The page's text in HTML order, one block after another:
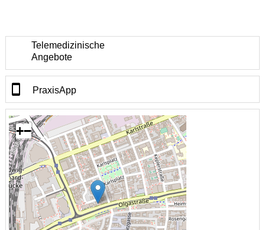
Telemedizinische
Angebote
PraxisApp
+−